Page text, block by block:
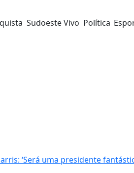
Sudoeste Vivo Política
‘Será uma presidente